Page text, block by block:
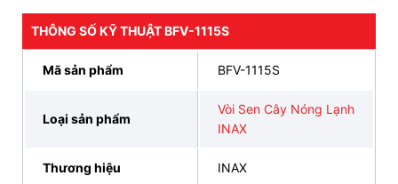
Khi chọn mua sen cây INAX
tạiđại lý INAX Bán Lẻ Tại Kho, Quý khách hàng sẽ
nhận được nhiều ưu đãi đặc biệt cùng các quyền lợi
hấp dẫn, đảm bảo sự hài lòng.
Bảo hành sen cây INAX
trả minh bạch
THÔNG SỐ KỸ THUẬT BFV-1115S
Mã sản phẩm BFV-1115S
Loại sản phẩm
Vòi Sen Cây Nóng Lạnh
INAX
Thương hiệu INAX